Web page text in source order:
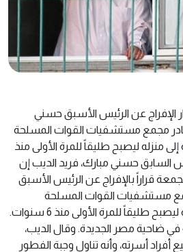
الإفراج عن الرئيس الأسبق حسني
مجمع مستشفيات القوات المسلحة
منزله ليصبح طليقاً للمرة الأولى منذ
السابق حسني مبارك، فريد الديب إن
قراراً بالإفراج عن الرئيس الأسبق
مستشفيات القوات المسلحة
بالمعادي في جنوب القاهرة ليصبح طليقاً للمرة الأولى منذ 6 سنوات.
في ضاحية مصر الجديدة. وقال الديب،
أسرته، وأنه تناول وجبة الفطور